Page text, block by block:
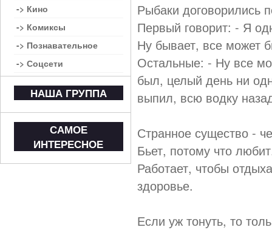
Рыбаки договорились
Первый говорит: - Я
Ну бывает, все может
Остальные: - Ну все
был, целый день ни
выпил, всю водку
Странное существо -
Бьет, потому что
Работает, чтобы
здоровье.
Если уж тонуть, то
-> Кино
-> Комиксы
-> Познавательное
-> Соцсети
НАША ГРУППА
САМОЕ
ИНТЕРЕСНОЕ